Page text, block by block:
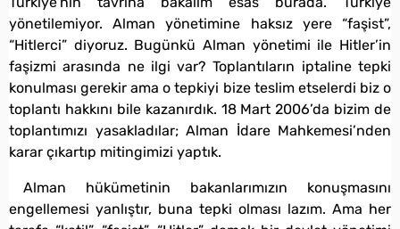
yönetilemiyor. Alman yönetimine haksız yere “faşist”,
“Hitlerci” diyoruz. Bugünkü Alman yönetimi ile Hitler’in
faşizmi arasında ne ilgi var? Toplantıların iptaline tepki
konulması gerekir ama o tepkiyi bize teslim etselerdi biz o
toplantı hakkını bile kazanırdık. 18 Mart 2006’da bizim de
toplantımızı yasakladılar; Alman İdare Mahkemesi’nden
karar çıkartıp mitingimizi yaptık.
Alman hükümetinin bakanlarımızın konuşmasını
engellemesi yanlıştır, buna tepki olması lazım. Ama her